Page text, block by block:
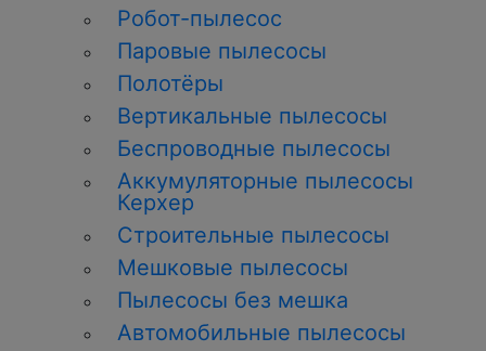
Робот-пылесос
Паровые пылесосы
Полотёры
Вертикальные пылесосы
Беспроводные пылесосы
Аккумуляторные пылесосы
Керхер
Строительные пылесосы
Мешковые пылесосы
Пылесосы без мешка
Автомобильные пылесосы